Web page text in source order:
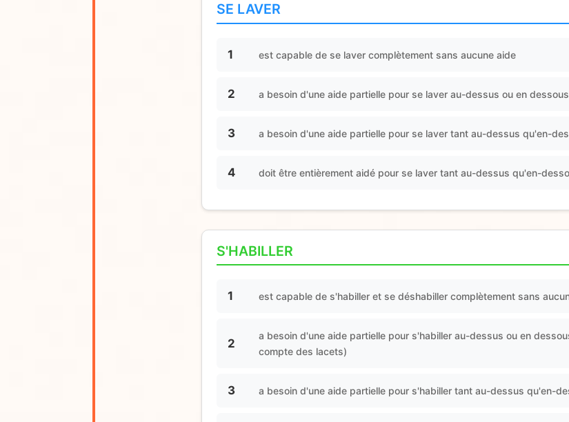
SE LAVER
1 est capable de se laver complètement sans aucune aide
2 a besoin d'une aide partielle pour se laver au-dessus ou en
3 a besoin d'une aide partielle pour se laver tant au-dessus qu'en-
4 doit être entièrement aidé pour se laver tant au-dessus qu'en-
S'HABILLER
1 est capable de s'habiller et se déshabiller complètement sans
2
a besoin d'une aide partielle pour s'habiller au-dessus ou en
compte des lacets)
3 a besoin d'une aide partielle pour s'habiller tant au-dessus qu'en-